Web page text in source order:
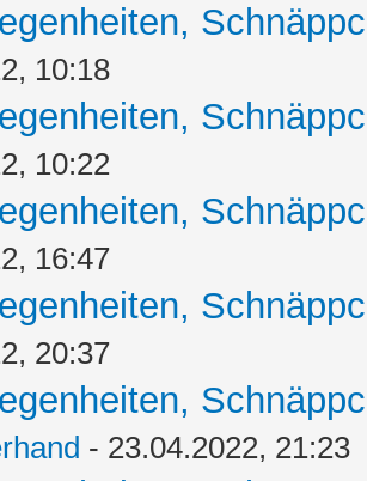
10:18
10:22
16:47
20:37
- 23.04.2022, 21:23